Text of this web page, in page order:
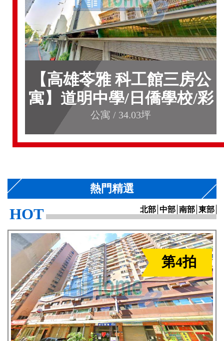
【高雄苓雅 科工館三房公
寓】道明中學/日僑學校/彩
虹公園
公寓 / 34.03坪
熱門精選
HOT 北部 中部 南部 東部
第4拍